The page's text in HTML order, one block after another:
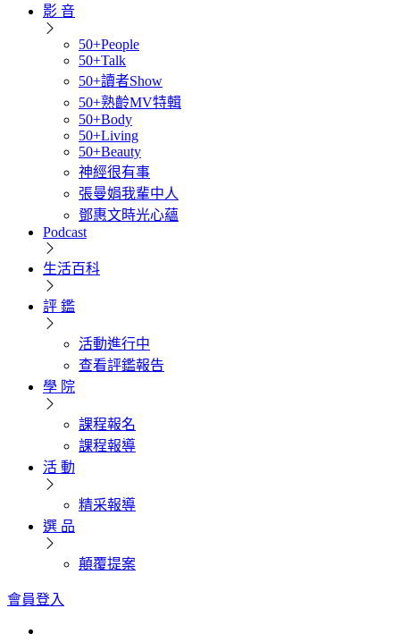
影 音
50+People
50+Talk
50+讀者Show
50+熟齡MV特輯
50+Body
50+Living
50+Beauty
神經很有事
張曼娟我輩中人
鄧惠文時光心蘊
Podcast
生活百科
評 鑑
活動進行中
查看評鑑報告
學 院
課程報名
課程報導
活 動
精采報導
選 品
顛覆提案
會員登入